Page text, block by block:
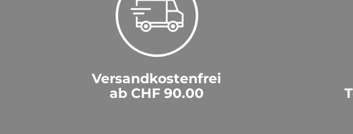
Versandkostenfrei
ab CHF 90.00